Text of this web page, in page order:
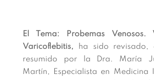
El Tema: Probemas Venosos.
Varicoflebitis, ha sido revisado,
resumido por la Dra. María
Martín, Especialista en Medicina